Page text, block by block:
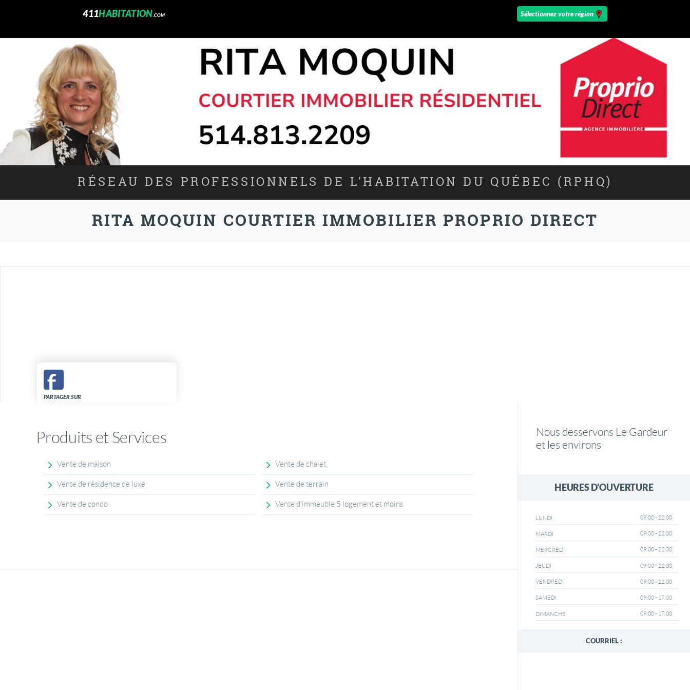
411HABITATION .COM
RÉSEAU DES PROFESSIONNELS DE L'HABITATION DU QUÉBEC (RPHQ)
RITA MOQUIN COURTIER IMMOBILIER PROPRIO DIRECT
PARTAGER SUR
Produits et Services
Vente de maison
Vente de résidence de luxe
Vente de condo
Vente de chalet
Vente de terrain
Vente d'immeuble 5 logement et moins
Nous desservons Le Gardeur
et les environs
HEURES D'OUVERTURE
LUNDI 09:00 - 22:00
MARDI 09:00 - 22:00
MERCREDI 09:00 - 22:00
JEUDI 09:00 - 22:00
VENDREDI 09:00 - 22:00
SAMEDI 09:00 - 17:00
DIMANCHE 09:00 - 17:00
COURRIEL :